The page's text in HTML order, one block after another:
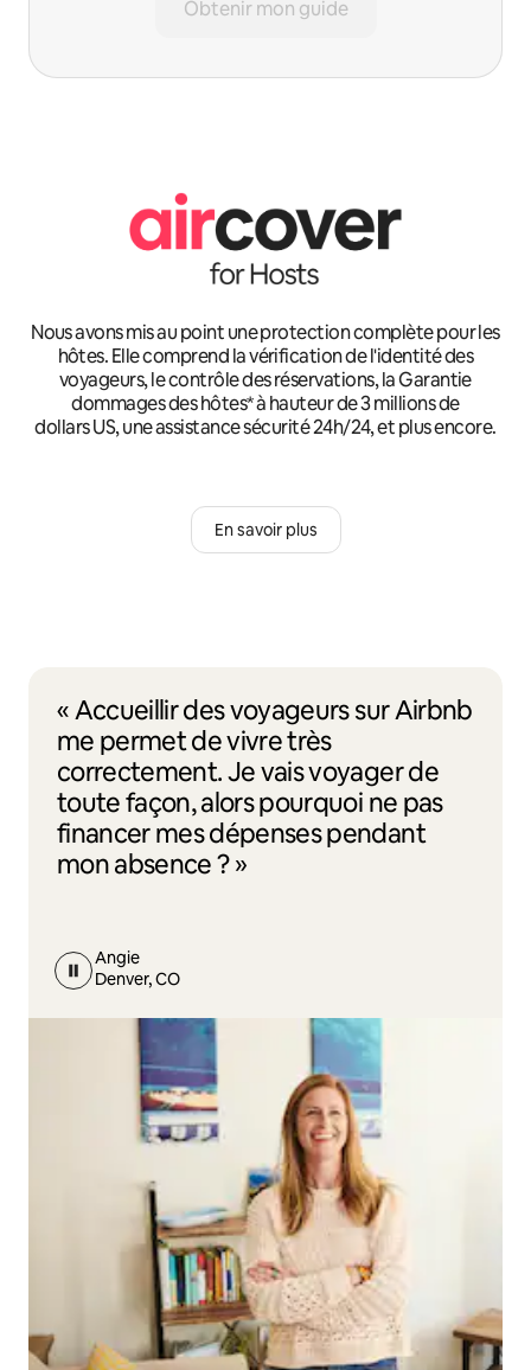
Obtenir mon guide
Nous avons mis au point une protection complète pour les
hôtes. Elle comprend la vérification de l'identité des
voyageurs, le contrôle des réservations, la Garantie
dommages des hôtes* à hauteur de 3 millions de
dollars US, une assistance sécurité 24h/24, et plus encore.
En savoir plus
« Accueillir des voyageurs sur Airbnb
me permet de vivre très
correctement. Je vais voyager de
toute façon, alors pourquoi ne pas
financer mes dépenses pendant
mon absence ? »
Angie
Denver, CO